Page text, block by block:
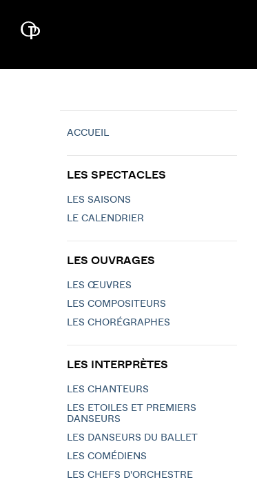
ACCUEIL
LES SPECTACLES
LES SAISONS
LE CALENDRIER
LES OUVRAGES
LES ŒUVRES
LES COMPOSITEURS
LES CHORÉGRAPHES
LES INTERPRÈTES
LES CHANTEURS
LES ETOILES ET PREMIERS
DANSEURS
LES DANSEURS DU BALLET
LES COMÉDIENS
LES CHEFS D'ORCHESTRE